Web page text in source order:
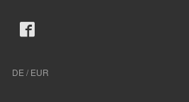
DE / EUR